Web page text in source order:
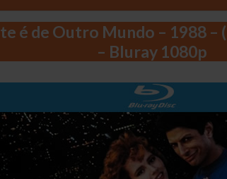
é de Outro Mundo – 1988
– Bluray 1080p